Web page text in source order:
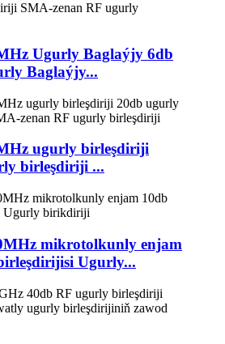
Ugurly Baglaýjy 6db
Baglaýjy...
ugurly birleşdiriji
birleşdiriji ...
mikrotolkunly enjam
Ugurly...